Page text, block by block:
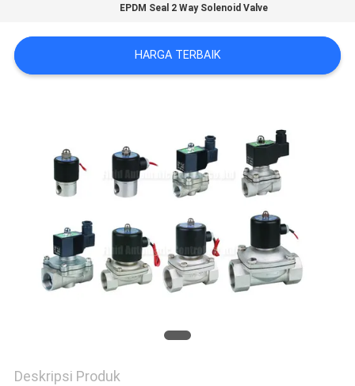
PERMINTAAN
PENAWARAN
SITEMAP
PRIVACY
POLICY
EPDM Seal 2 Way Solenoid Valve
HARGA TERBAIK
Deskripsi Produk